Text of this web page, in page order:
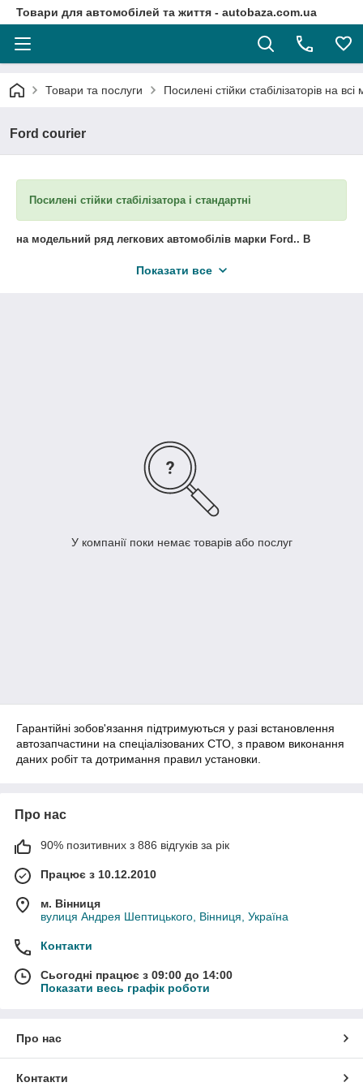
Товари для автомобілей та життя - autobaza.com.ua
Товари та послуги Посилені стійки стабілізаторів на
Ford courier
Посилені стійки стабілізатора і стандартні
на модельний ряд легкових автомобілів марки Ford.. В
Показати все
У компанії поки немає товарів або послуг
Гарантійні зобов'язання підтримуються у разі встановлення
автозапчастини на спеціалізованих СТО, з правом виконання
даних робіт та дотримання правил установки.
Про нас
90% позитивних з 886 відгуків за рік
Працює з 10.12.2010
м. Вінниця
вулиця Андрея Шептицького, Вінниця, Україна
Контакти
Сьогодні працює з 09:00 до 14:00
Показати весь графік роботи
Про нас
Контакти